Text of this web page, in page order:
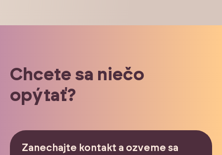
Chcete sa niečo
opýtať?
Zanechajte kontakt a ozveme sa